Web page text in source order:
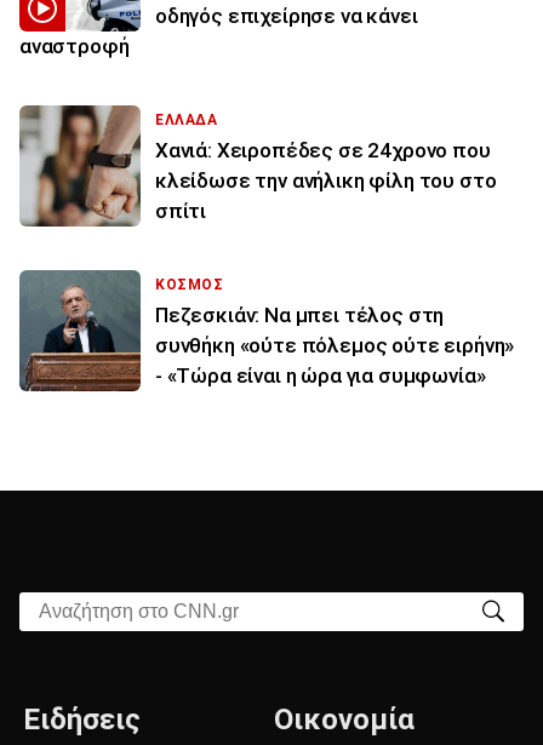
οδηγός επιχείρησε να κάνει
αναστροφή
ΕΛΛΑΔΑ
Χανιά: Χειροπέδες σε 24χρονο που
κλείδωσε την ανήλικη φίλη του στο
σπίτι
ΚΟΣΜΟΣ
Πεζεσκιάν: Να μπει τέλος στη
συνθήκη «ούτε πόλεμος ούτε ειρήνη»
- «Τώρα είναι η ώρα για συμφωνία»
Αναζήτηση στο CNN.gr
Ειδήσεις Οικονομία